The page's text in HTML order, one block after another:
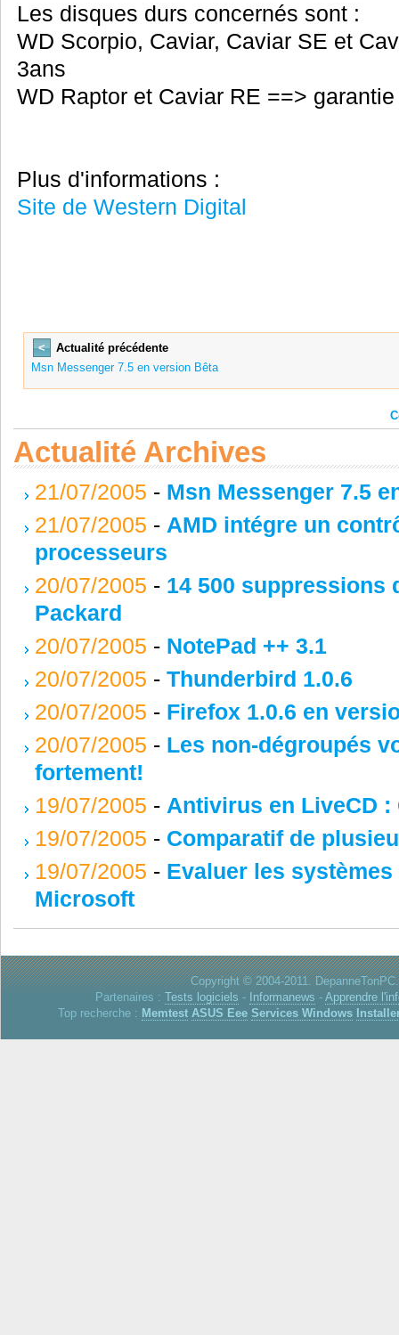
Les disques durs concernés sont :
WD Scorpio, Caviar, Caviar SE et
3ans
WD Raptor et Caviar RE ==>
Plus d'informations :
Site de Western Digital
<
Actualité précédente
Msn Messenger 7.5 en version Bêta
Actualité Archives
21/07/2005 - Msn Messenger 7.5
21/07/2005 - AMD intégre un
processeurs
20/07/2005 - 14 500 suppressions
Packard
20/07/2005 - NotePad ++ 3.1
20/07/2005 - Thunderbird 1.0.6
20/07/2005 - Firefox 1.0.6 en
20/07/2005 - Les non-dégroupés
fortement!
19/07/2005 - Antivirus en LiveCD :
19/07/2005 - Comparatif de
19/07/2005 - Evaluer les
Microsoft
Copyright © 2004-2011.
Partenaires : Tests logiciels - Informanews - Apprendre
Top recherche : Memtest ASUS Eee Services Windows